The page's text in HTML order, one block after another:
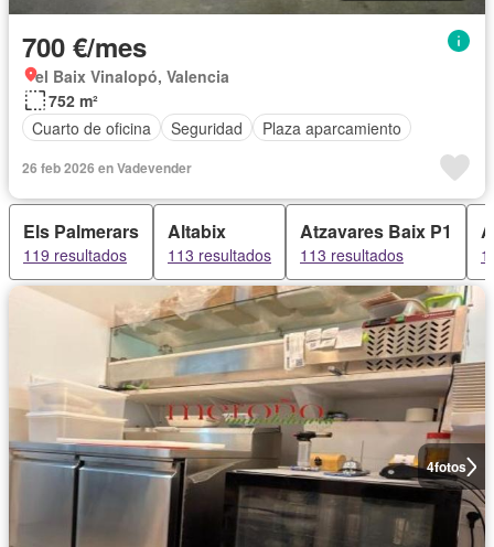
700 €/mes
el Baix Vinalopó, Valencia
752 m²
Cuarto de oficina
Seguridad Plaza aparcamiento
26 feb 2026 en Vadevender
Els Palmerars
119 resultados
Altabix
113 resultados
Atzavares Baix P1
113 resultados
4fotos